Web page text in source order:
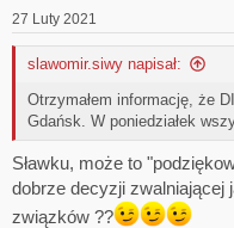
27 Luty 2021
slawomir.siwy napisał:
Otrzymałem informację, że
Gdańsk. W poniedziałek
Sławku, może to
dobrze decyzji zwalniającej
związków ??